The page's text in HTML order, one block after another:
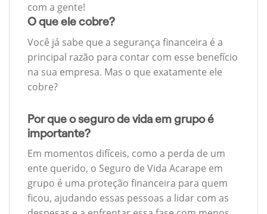
com a gente!
O que ele cobre?
Você já sabe que a segurança financeira é a
principal razão para contar com esse benefício
na sua empresa. Mas o que exatamente ele
cobre?
Por que o seguro de vida em grupo é
importante?
Em momentos difíceis, como a perda de um
ente querido, o Seguro de Vida Acarape em
grupo é uma proteção financeira para quem
ficou, ajudando essas pessoas a lidar com as